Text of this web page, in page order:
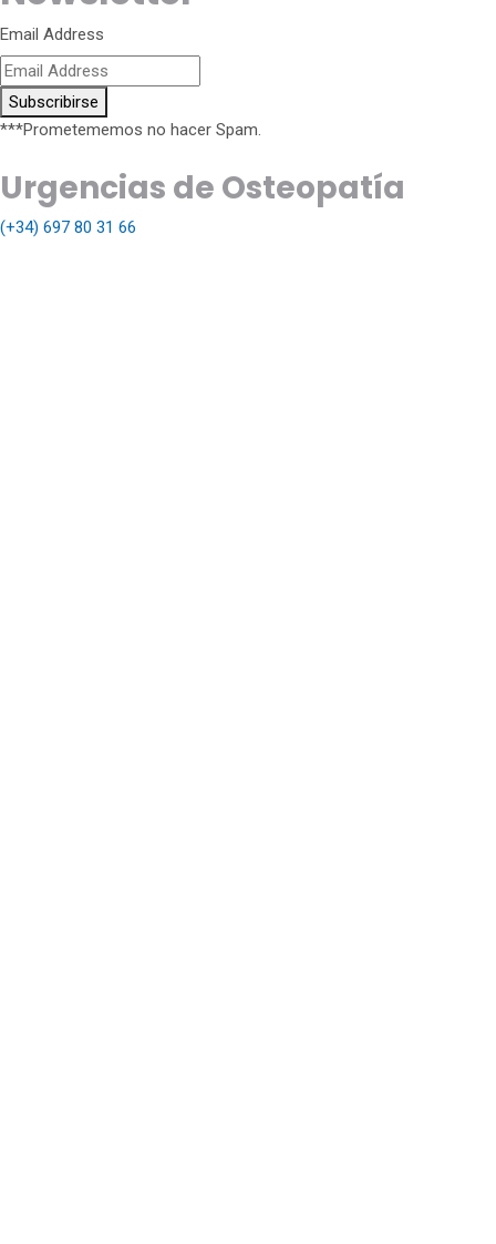
Email Address
Subscribirse
***Prometememos no hacer Spam.
Urgencias de Osteopatía
(+34) 697 80 31 66